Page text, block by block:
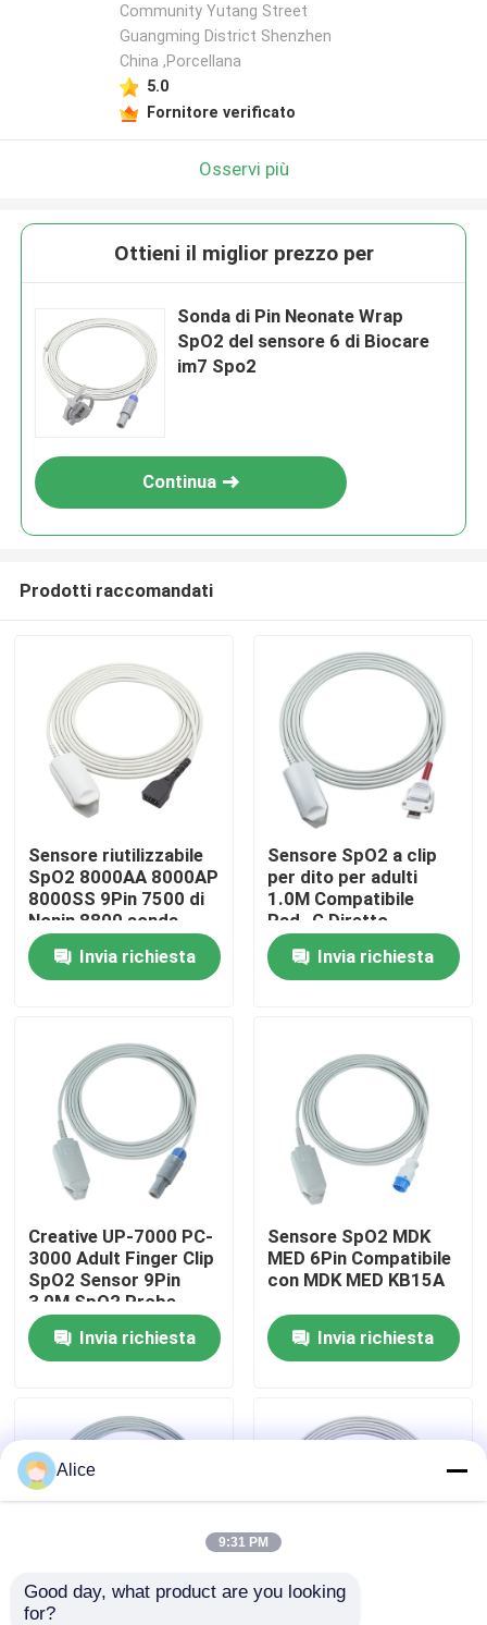
Prodotti
Circa noi
Giro della fabbrica
Controllo di qualità
Contattici
Casi
Richieda una citazione
Sensore riutilizzabile spO2
Community Yutang Street
Guangming District Shenzhen
China ,Porcellana
5.0
Fornitore verificato
Osservi più
Ottieni il miglior prezzo per
Sonda di Pin Neonate Wrap
SpO2 del sensore 6 di Biocare
im7 Spo2
Continua
Prodotti raccomandati
Sensore riutilizzabile
SpO2 8000AA 8000AP
8000SS 9Pin 7500 di
Nonin 8800 sonda
adulta della clip SpO2
del dito di Xpod 3012
Invia richiesta
Sensore SpO2 a clip
per dito per adulti
1.0M Compatibile
Rad- G Diretto
Invia richiesta
Creative UP-7000 PC-
3000 Adult Finger Clip
SpO2 Sensor 9Pin
3,0M SpO2 Probe
Invia richiesta
Sensore SpO2 MDK
MED 6Pin Compatibile
con MDK MED KB15A
Invia richiesta
Biolight Reusable
Alice
9:31 PM
Good day, what product are you looking
for?